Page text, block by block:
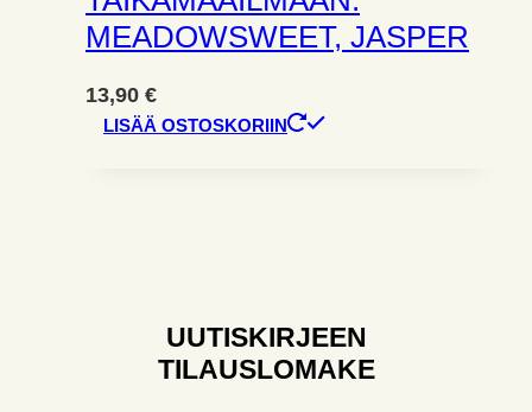
MEADOWSWEET, JASPER
13,90 €
LISÄÄ OSTOSKORIIN
UUTISKIRJEEN
TILAUSLOMAKE